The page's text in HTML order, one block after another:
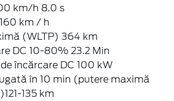
km/h 8.0 s
km / h
(WLTP) 364 km
DC 10-80% 23.2 Min
încărcare DC 100 kW
în 10 min (putere maximă
135 km